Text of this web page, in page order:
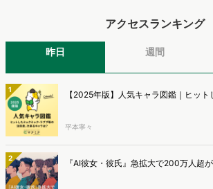
アクセスランキング
昨日 週間
1 【2025年版】人気キャラ図鑑｜ヒッ
平本寧々
2 『AI彼女・彼氏』急拡大で200万人超